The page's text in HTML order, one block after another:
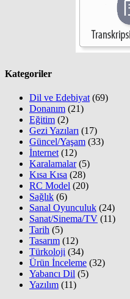
Kategoriler
Dil ve Edebiyat (69)
Donanım (21)
Eğitim (2)
Gezi Yazıları (17)
Güncel/Yaşam (33)
İnternet (12)
Karalamalar(5)
Kısa Kısa (28)
RC Model (20)
Sağlık (6)
Sanal Oyunculuk (24)
Sanat/Sinema/TV (11)
Tarih (5)
Tasarım (12)
Türkoloji (34)
Ürün İnceleme (32)
Yabancı Dil (5)
Yazılım (11)